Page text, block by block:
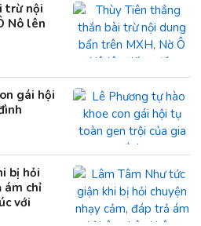
trừ nội
Nô lên
gái hội
bị hỏi
ám chỉ
với